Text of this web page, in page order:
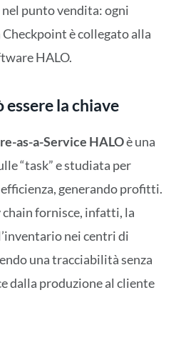
punto vendita: ogni
è collegato alla
HALO.
essere la chiave
as-a-Service HALOè una
“task” e studiata per
generando profitti.
fornisce, infatti, la
nei centri di
una tracciabilità senza
dalla produzione al cliente